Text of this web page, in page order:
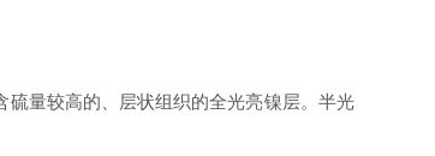
量较高的、层状组织的全光亮镍层。半光